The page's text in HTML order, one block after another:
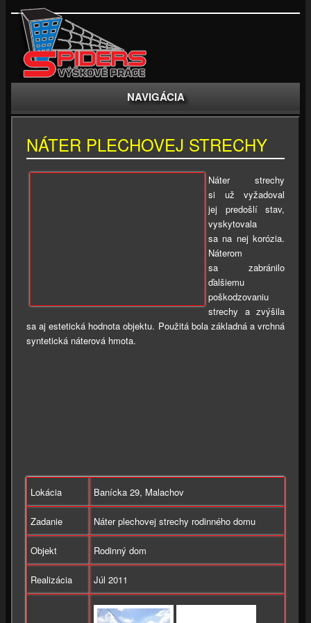
NAVIGÁCIA
NÁTER PLECHOVEJ STRECHY
Náter strechy
si už vyžadoval
jej predošlí stav,
vyskytovala
sa na nej korózia.
Náterom
sa zabránilo
ďalšiemu
poškodzovaniu
strechy a zvýšila
sa aj estetická hodnota objektu. Použitá bola základná a vrchná
syntetická náterová hmota.
Lokácia Banícka 29, Malachov
Zadanie Náter plechovej strechy rodinného domu
Objekt Rodinný dom
Realizácia Júl 2011